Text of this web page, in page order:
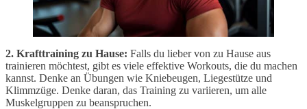
2. Krafttraining zu Hause: Falls du lieber von zu Hause aus
trainieren möchtest, gibt es viele effektive Workouts, die du machen
kannst. Denke an Übungen wie Kniebeugen, Liegestütze und
Klimmzüge. Denke daran, das Training zu variieren, um alle
Muskelgruppen zu beanspruchen.